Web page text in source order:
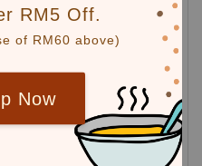
RM5 Off.
of RM60 above)
Now